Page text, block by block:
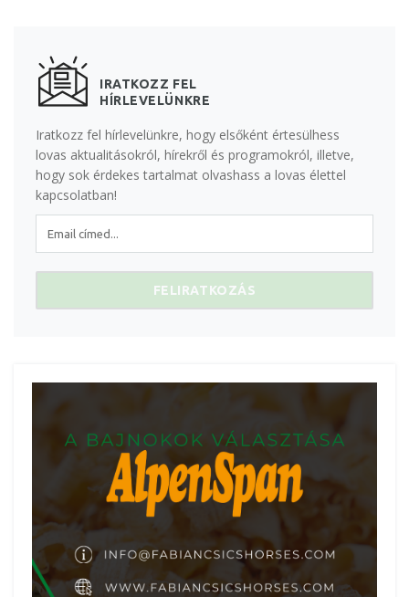
IRATKOZZ FEL
HÍRLEVELÜNKRE
Iratkozz fel hírlevelünkre, hogy elsőként értesülhess
lovas aktualitásokról, hírekről és programokról, illetve,
hogy sok érdekes tartalmat olvashass a lovas élettel
kapcsolatban!